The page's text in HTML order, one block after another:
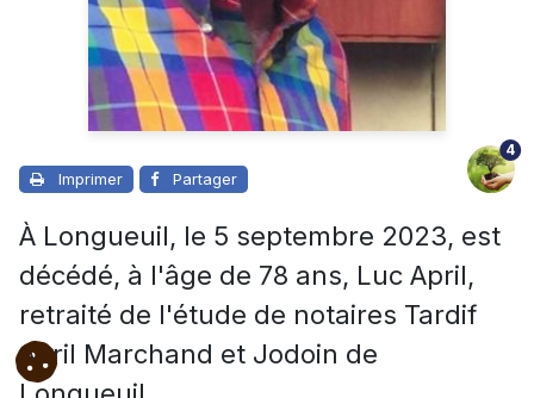
Imprimer Partager
4
À Longueuil, le 5 septembre 2023, est
décédé, à l'âge de 78 ans, Luc April,
retraité de l'étude de notaires Tardif
April Marchand et Jodoin de